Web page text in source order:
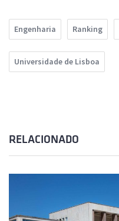
Engenharia Ranking
Universidade de Lisboa
RELACIONADO